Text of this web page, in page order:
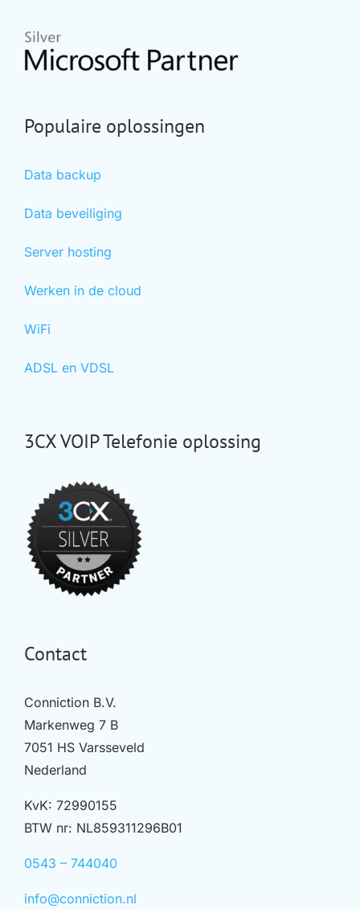
Populaire oplossingen
Data backup
Data beveiliging
Server hosting
Werken in de cloud
WiFi
ADSL en VDSL
3CX VOIP Telefonie oplossing
Contact
Conniction B.V.
Markenweg 7 B
7051 HS Varsseveld
Nederland
KvK: 72990155
BTW nr: NL859311296B01
0543 – 744040
info@conniction.nl